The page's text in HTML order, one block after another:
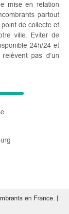
mise en relation
partout
de collecte et
ville. Eviter de
24h/24 et
pas d’un
en France. |